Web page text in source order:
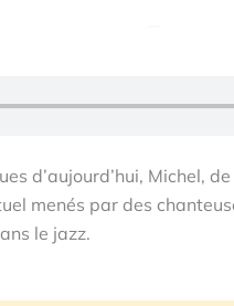
d’aujourd’hui, Michel,
menés par des
le jazz.